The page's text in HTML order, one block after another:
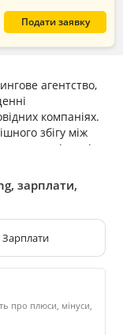
Подати заявку
агентство,
компаніях.
збігу між
працівників,
бізнесу.
послуг з
посади.
згідно з
та
і стратегій
зарплати,
Зарплати
про плюси, мінуси,